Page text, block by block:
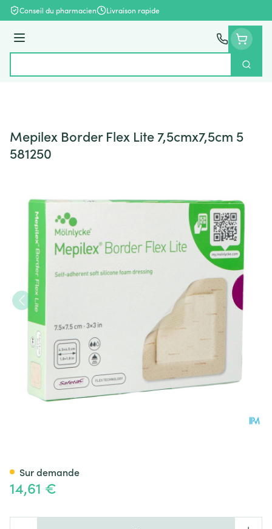
Aller au contenu
Conseil du pharmacien Livraison rapide
Menu
Mepilex Border Flex Lite 7,5cmx7,5cm 5
581250
14,61 €
Sur demande